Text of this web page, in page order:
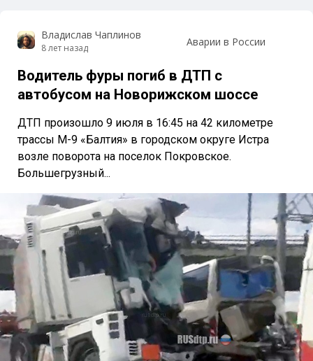
Владислав Чаплинов
8 лет назад Аварии в России
Водитель фуры погиб в ДТП с
автобусом на Новорижском шоссе
ДТП произошло 9 июля в 16:45 на 42 километре
трассы М-9 «Балтия» в городском округе Истра
возле поворота на поселок Покровское.
Большегрузный...